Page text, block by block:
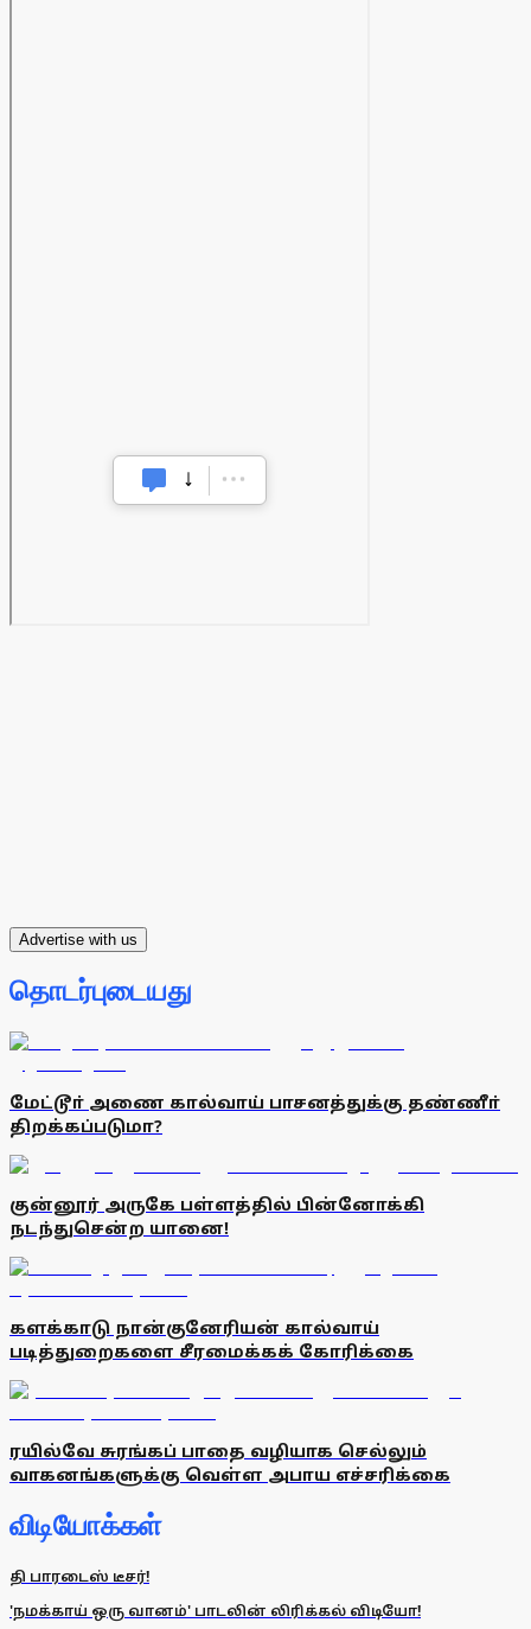
Advertise with us
தொடர்புடையது
மேட்டூா் அணை கால்வாய் பாசனத்துக்கு தண்ணீா்
திறக்கப்படுமா?
குன்னூர் அருகே பள்ளத்தில் பின்னோக்கி
நடந்துசென்ற யானை!
களக்காடு நான்குனேரியன் கால்வாய்
படித்துறைகளை சீரமைக்கக் கோரிக்கை
ரயில்வே சுரங்கப் பாதை வழியாக செல்லும்
வாகனங்களுக்கு வெள்ள அபாய எச்சரிக்கை
விடியோக்கள்
தி பாரடைஸ் டீசர்!
'நமக்காய் ஒரு வானம்' பாடலின் லிரிக்கல் விடியோ!